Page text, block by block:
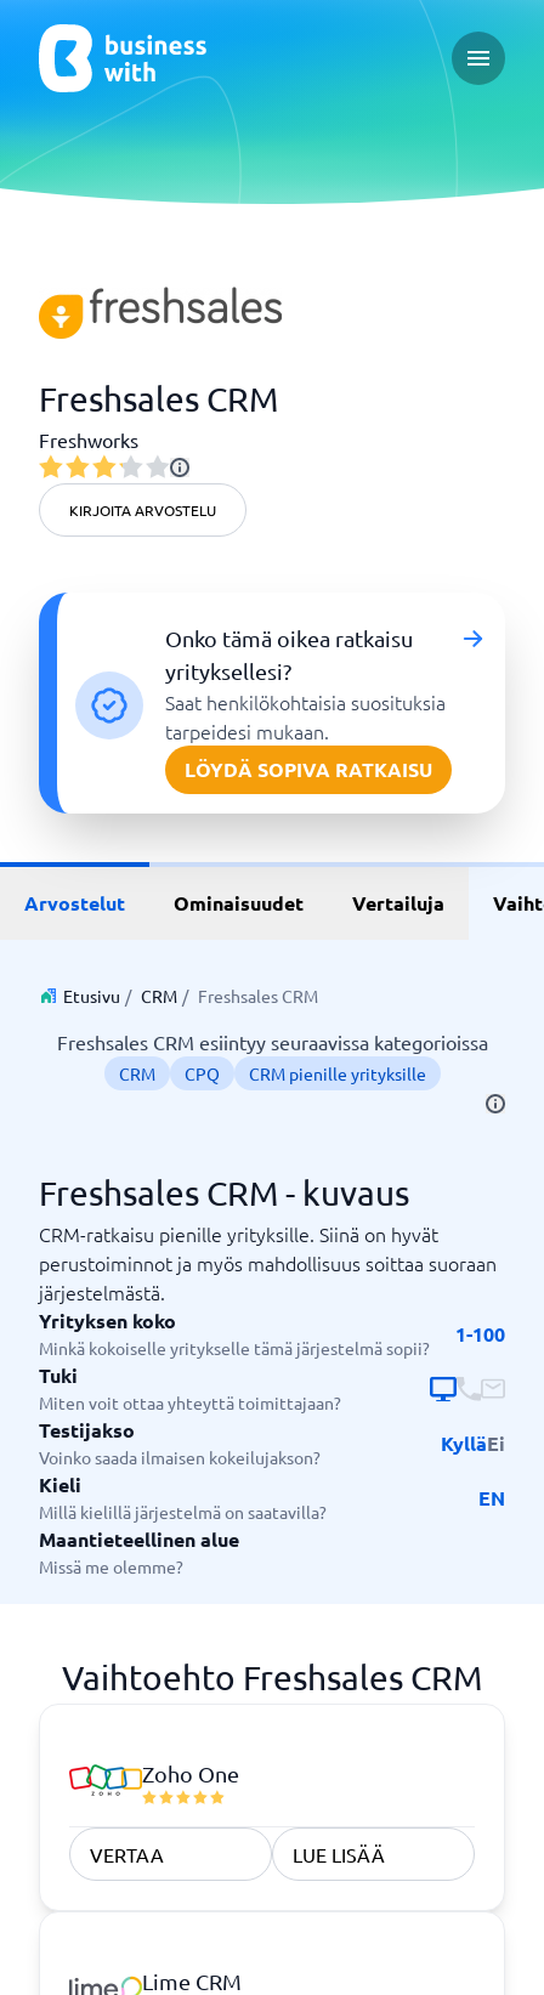
Open
Freshsales CRM
Freshworks
KIRJOITA ARVOSTELU
Onko tämä oikea ratkaisu
yrityksellesi?
Saat henkilökohtaisia suosituksia
tarpeidesi mukaan.
LÖYDÄ SOPIVA RATKAISU
Arvostelut Ominaisuudet Vertailuja
Etusivu / CRM / Freshsales CRM
Freshsales CRM esiintyy seuraavissa kategorioissa
CRM CPQ CRM pienille yrityksille
Freshsales CRM - kuvaus
CRM-ratkaisu pienille yrityksille. Siinä on hyvät
perustoiminnot ja myös mahdollisuus soittaa suoraan
järjestelmästä.
Yrityksen koko
Minkä kokoiselle yritykselle tämä järjestelmä sopii?
1-100
Tuki
Miten voit ottaa yhteyttä toimittajaan?
Testijakso
Voinko saada ilmaisen kokeilujakson?
KylläEi
Kieli
Millä kielillä järjestelmä on saatavilla?
EN
Maantieteellinen alue
Missä me olemme?
Vaihtoehto Freshsales CRM
Zoho One
VERTAA LUE LISÄÄ
Lime CRM